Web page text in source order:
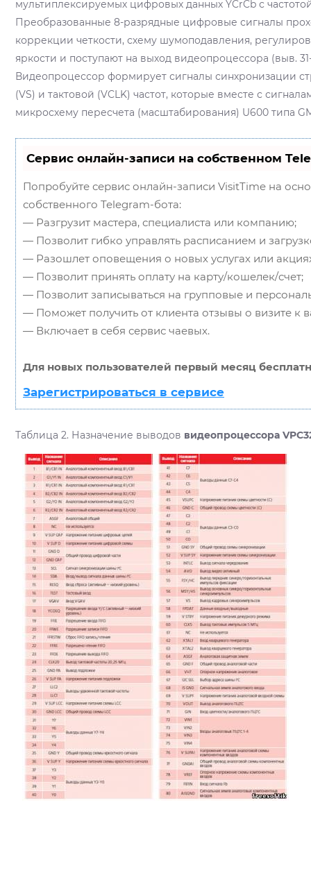
мультиплексируемых цифровых данных YCrCb с
Преобразованные 8-разрядные цифровые сигналы
коррекции четкости, схему шумоподавления,
яркости и поступают на выход видеопроцессора (выв.
Видеопроцессор формирует сигналы синхронизации
(VS) и тактовой (VCLK) частот, которые вместе с
микросхему пересчета (масштабирования) U600 типа
Сервис онлайн-записи на собственном
Попробуйте сервис онлайн-записи VisitTime на
собственного Telegram-бота:
— Разгрузит мастера, специалиста или компанию;
— Позволит гибко управлять расписанием и
— Разошлет оповещения о новых услугах или
— Позволит принять оплату на карту/кошелек/счет;
— Позволит записываться на групповые и
— Поможет получить от клиента отзывы о визите к
— Включает в себя сервис чаевых.
Для новых пользователей первый месяц
Зарегистрироваться в сервисе
Таблица 2. Назначение выводов видеопроцессора